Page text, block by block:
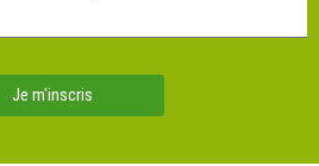
Je m'inscris